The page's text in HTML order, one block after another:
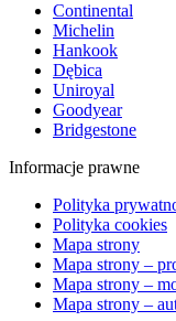
Continental
Michelin
Hankook
Dębica
Uniroyal
Goodyear
Bridgestone
Informacje prawne
Polityka
Polityka cookies
Mapa strony
Mapa strony –
Mapa strony –
Mapa strony –